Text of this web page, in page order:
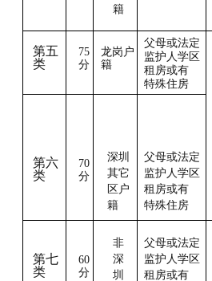
籍
第五
类
75
分
龙岗户
籍
父母或法定
监护人学区
租房或有
特殊住房
第六
类
70
分
深圳
其它
区户
籍
父母或法定
监护人学区
租房或有
特殊住房
第七
类
60
分
非
深
圳
父母或法定
监护人学区
租房或有